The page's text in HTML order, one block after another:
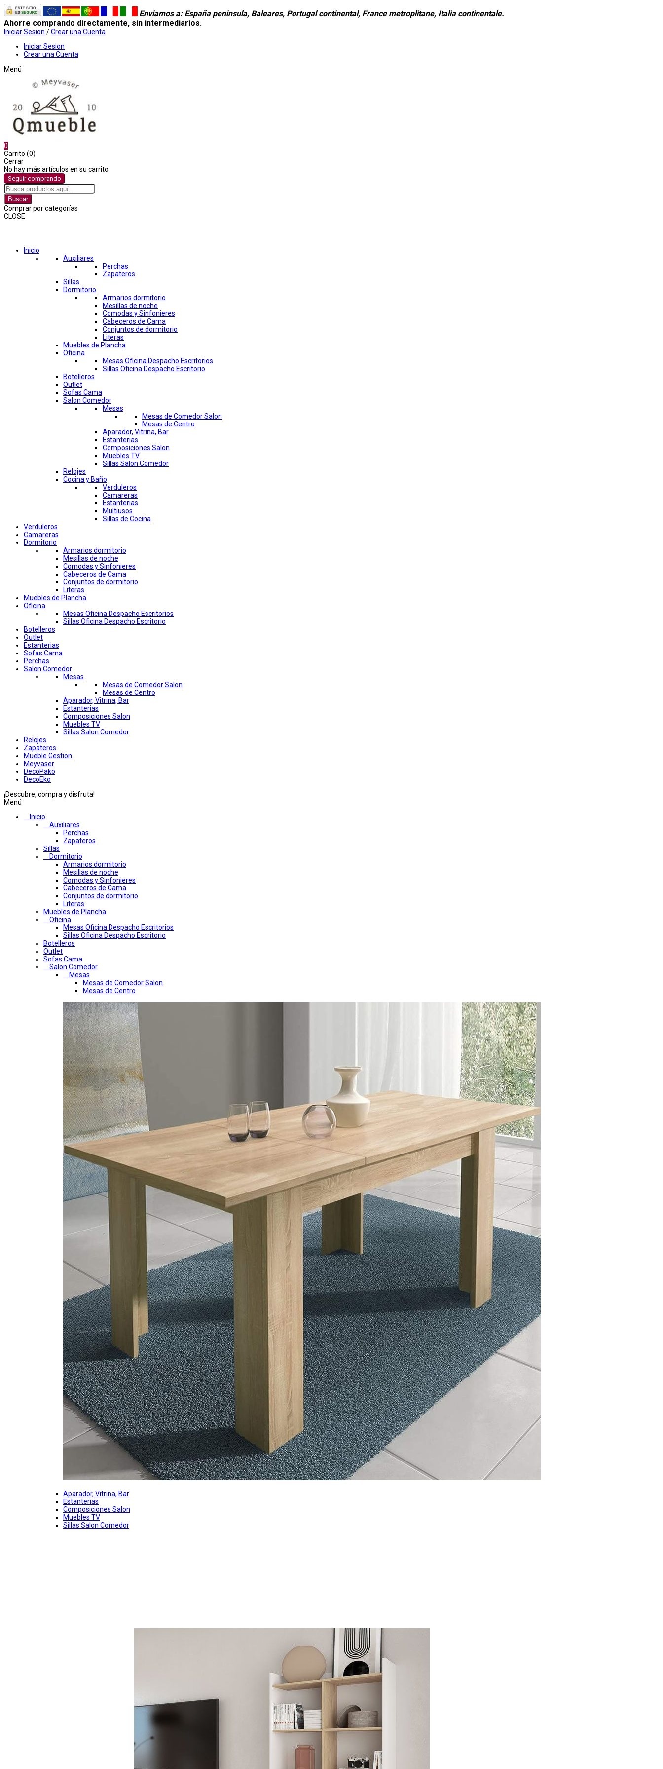
Enviamos a: España peninsula, Baleares, Portugal continental, France metroplitane, Italia continentale.
Ahorre comprando directamente, sin intermediarios.
Iniciar Sesion /Crear una Cuenta
Iniciar Sesion
Crear una Cuenta
Menú
0
Carrito (0)
Cerrar
No hay más artículos en su carrito
Seguir comprando
Buscar
Comprar por categorías
CLOSE
Inicio
Auxiliares
Perchas
Zapateros
Sillas
Dormitorio
Armarios dormitorio
Mesillas de noche
Comodas y Sinfonieres
Cabeceros de Cama
Conjuntos de dormitorio
Literas
Muebles de Plancha
Oficina
Mesas Oficina Despacho Escritorios
Sillas Oficina Despacho Escritorio
Botelleros
Outlet
Sofas Cama
Salon Comedor
Mesas
Mesas de Comedor Salon
Mesas de Centro
Aparador, Vitrina, Bar
Estanterias
Composiciones Salon
Muebles TV
Sillas Salon Comedor
Relojes
Cocina y Baño
Verduleros
Camareras
Estanterias
Multiusos
Sillas de Cocina
Verduleros
Camareras
Dormitorio
Armarios dormitorio
Mesillas de noche
Comodas y Sinfonieres
Cabeceros de Cama
Conjuntos de dormitorio
Literas
Muebles de Plancha
Oficina
Mesas Oficina Despacho Escritorios
Sillas Oficina Despacho Escritorio
Botelleros
Outlet
Estanterias
Sofas Cama
Perchas
Salon Comedor
Mesas
Mesas de Comedor Salon
Mesas de Centro
Aparador, Vitrina, Bar
Estanterias
Composiciones Salon
Muebles TV
Sillas Salon Comedor
Relojes
Zapateros
Mueble Gestion
Meyvaser
DecoPako
DecoEko
¡Descubre, compra y disfruta!
Menú
Inicio
Auxiliares
Perchas
Zapateros
Sillas
Dormitorio
Armarios dormitorio
Mesillas de noche
Comodas y Sinfonieres
Cabeceros de Cama
Conjuntos de dormitorio
Literas
Muebles de Plancha
Oficina
Mesas Oficina Despacho Escritorios
Sillas Oficina Despacho Escritorio
Botelleros
Outlet
Sofas Cama
Salon Comedor
Mesas
Mesas de Comedor Salon
Mesas de Centro
Aparador, Vitrina, Bar
Estanterias
Composiciones Salon
Muebles TV
Sillas Salon Comedor